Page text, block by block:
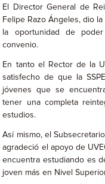
El Director General de
Felipe Razo Ángeles, dio
la oportunidad de
convenio.
En tanto el Rector de la
satisfecho de que la
jóvenes que se
tener una completa
estudios.
Así mismo, el
agradeció el apoyo de
encuentra estudiando es
joven más en Nivel